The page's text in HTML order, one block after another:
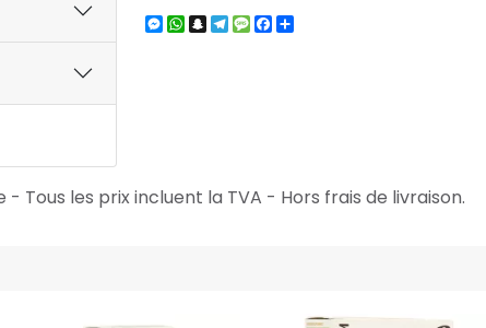
Messenger
WhatsApp
Snapchat
Telegram
Message
Facebook
Tous les prix incluent la TVA - Hors frais de livraison.